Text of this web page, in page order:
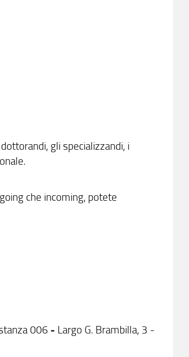
gli specializzandi, i
che incoming, potete
006 - Largo G. Brambilla, 3 -